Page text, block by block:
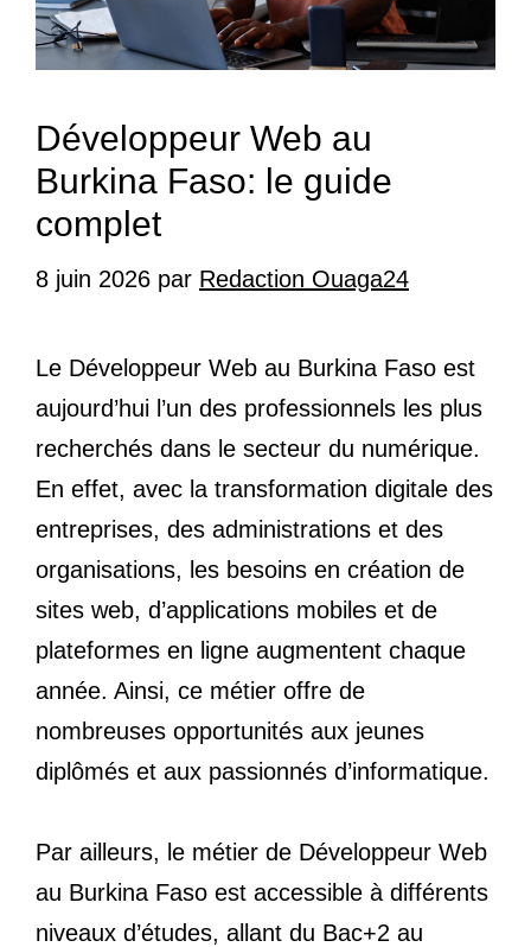
Développeur Web au
Burkina Faso: le guide
complet
8 juin 2026 par Redaction Ouaga24
Le Développeur Web au Burkina Faso est
aujourd’hui l’un des professionnels les plus
recherchés dans le secteur du numérique.
En effet, avec la transformation digitale des
entreprises, des administrations et des
organisations, les besoins en création de
sites web, d’applications mobiles et de
plateformes en ligne augmentent chaque
année. Ainsi, ce métier offre de
nombreuses opportunités aux jeunes
diplômés et aux passionnés d’informatique.
Par ailleurs, le métier de Développeur Web
au Burkina Faso est accessible à différents
niveaux d’études, allant du Bac+2 au